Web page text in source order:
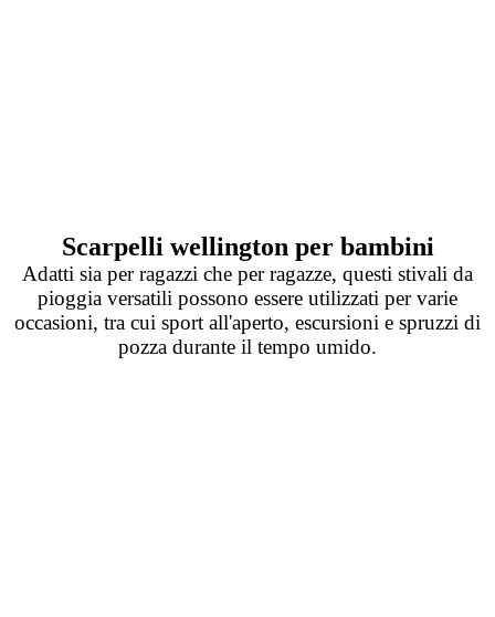
Scarpelli wellington per bambini
Adatti sia per ragazzi che per ragazze, questi stivali da
pioggia versatili possono essere utilizzati per varie
occasioni, tra cui sport all'aperto, escursioni e spruzzi di
pozza durante il tempo umido.